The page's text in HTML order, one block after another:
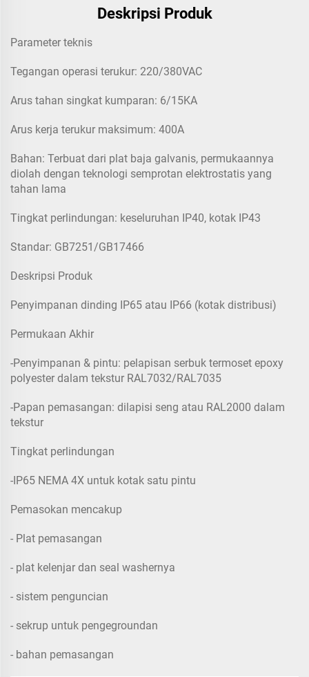
Deskripsi Produk
Parameter teknis
Tegangan operasi terukur: 220/380VAC
Arus tahan singkat kumparan: 6/15KA
Arus kerja terukur maksimum: 400A
Bahan: Terbuat dari plat baja galvanis, permukaannya
diolah dengan teknologi semprotan elektrostatis yang
tahan lama
Tingkat perlindungan: keseluruhan IP40, kotak IP43
Standar: GB7251/GB17466
Deskripsi Produk
Penyimpanan dinding IP65 atau IP66 (kotak distribusi)
Permukaan Akhir
-Penyimpanan & pintu: pelapisan serbuk termoset epoxy
polyester dalam tekstur RAL7032/RAL7035
-Papan pemasangan: dilapisi seng atau RAL2000 dalam
tekstur
Tingkat perlindungan
-IP65 NEMA 4X untuk kotak satu pintu
Pemasokan mencakup
- Plat pemasangan
- plat kelenjar dan seal washernya
- sistem penguncian
- sekrup untuk pengegroundan
- bahan pemasangan